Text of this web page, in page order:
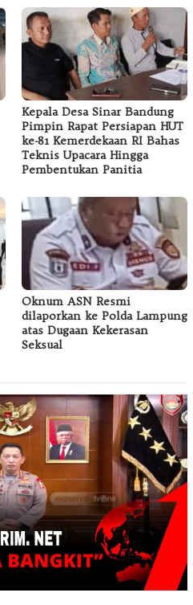
Kepala Desa Sinar Bandung
Pimpin Rapat Persiapan HUT
ke-81 Kemerdekaan RI Bahas
Teknis Upacara Hingga
Pembentukan Panitia
Oknum ASN Resmi
dilaporkan ke Polda Lampung
atas Dugaan Kekerasan
Seksual